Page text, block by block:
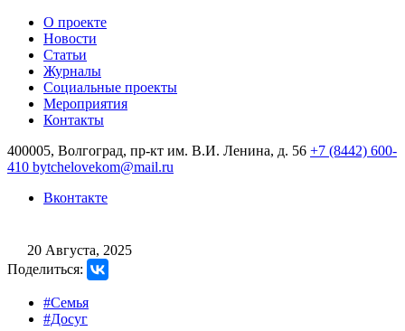
О проекте
Новости
Статьи
Журналы
Социальные проекты
Мероприятия
Контакты
400005, Волгоград, пр-кт им. В.И. Ленина, д. 56 +7 (8442) 600-
410 bytchelovekom@mail.ru
Вконтакте
20 Августа, 2025
Поделиться:
#Семья
#Досуг